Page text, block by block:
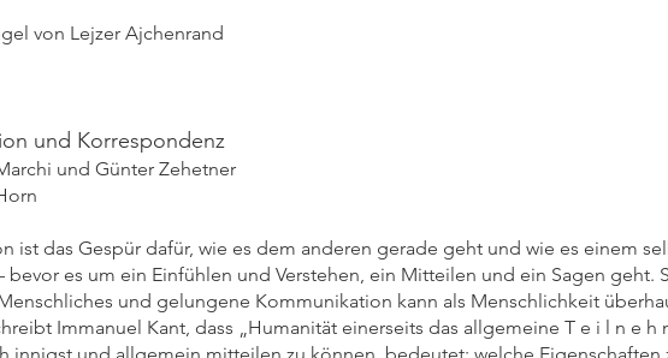
von Lejzer Ajchenrand
und Korrespondenz
und Günter Zehetner
ist das Gespür dafür, wie es dem anderen gerade geht und wie es einem
bevor es um ein Einfühlen und Verstehen, ein Mitteilen und ein Sagen geht.
und gelungene Kommunikation kann als Menschlichkeit
Immanuel Kant, dass „Humanität einerseits das allgemeine T e i l n e h